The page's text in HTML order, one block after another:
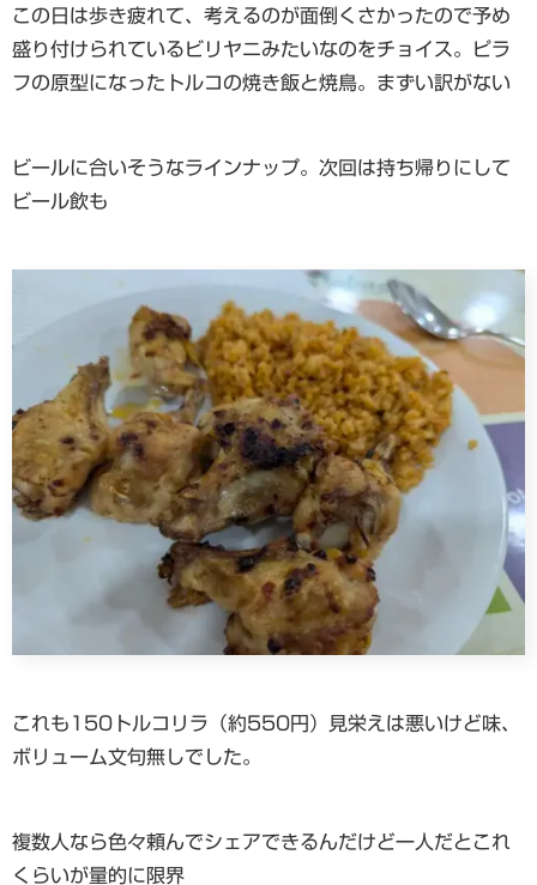
この日は歩き疲れて、考えるのが面倒くさかったので予め
盛り付けられているビリヤニみたいなのをチョイス。ピラ
フの原型になったトルコの焼き飯と焼鳥。まずい訳がない
ビールに合いそうなラインナップ。次回は持ち帰りにして
ビール飲も
これも150トルコリラ（約550円）見栄えは悪いけど味、
ボリューム文句無しでした。
複数人なら色々頼んでシェアできるんだけど一人だとこれ
くらいが量的に限界